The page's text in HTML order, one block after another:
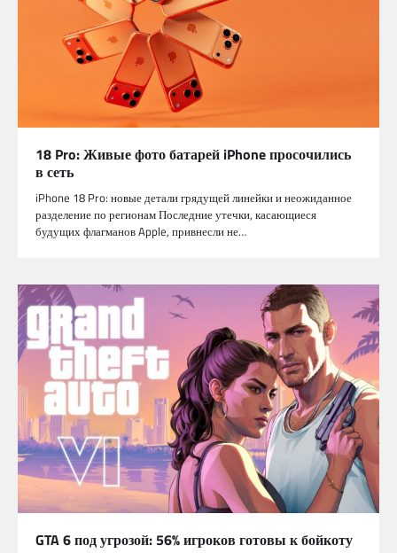
18 Pro: Живые фото батарей iPhone просочились
в сеть
iPhone 18 Pro: новые детали грядущей линейки и неожиданное
разделение по регионам Последние утечки, касающиеся
будущих флагманов Apple, привнесли не…
GTA 6 под угрозой: 56% игроков готовы к бойкоту